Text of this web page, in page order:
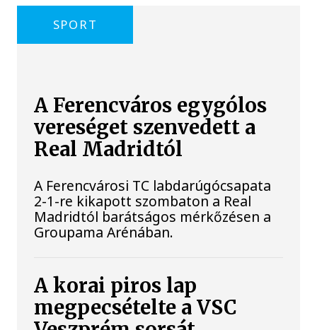
SPORT
A Ferencváros egygólos
vereséget szenvedett a
Real Madridtól
A Ferencvárosi TC labdarúgócsapata
2-1-re kikapott szombaton a Real
Madridtól barátságos mérkőzésen a
Groupama Arénában.
A korai piros lap
megpecsételte a VSC